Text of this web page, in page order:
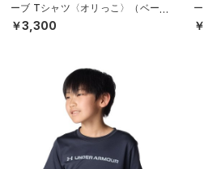
ーブ Tシャツ〈オリっこ〉（ベース
ボール/KIDS）
￥3,300